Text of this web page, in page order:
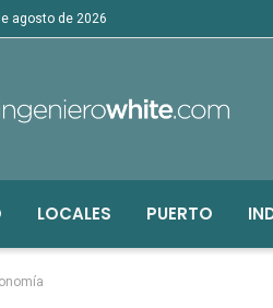
agosto de 2026
LOCALES PUERTO